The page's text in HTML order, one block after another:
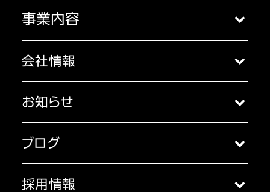
事業内容
コンサルティング
会社情報
アクセス
コーポレートガバナンス
お知らせ
ブログ
採用情報